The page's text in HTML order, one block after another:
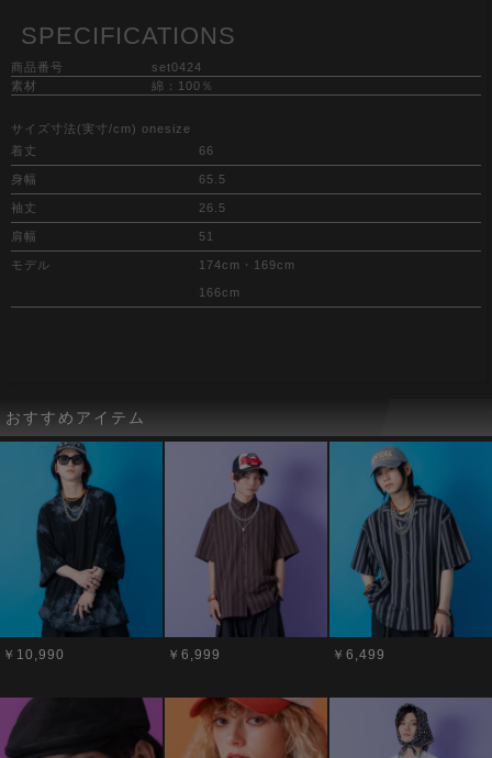
SPECIFICATIONS
商品番号
set0424
素材
綿：100％
サイズ寸法(実寸/cm) onesize
着丈
66
身幅 65.5
袖丈 26.5
肩幅 51
モデル 174cm・169cm
166cm
おすすめアイテム
￥10,990 ￥6,999 ￥6,499